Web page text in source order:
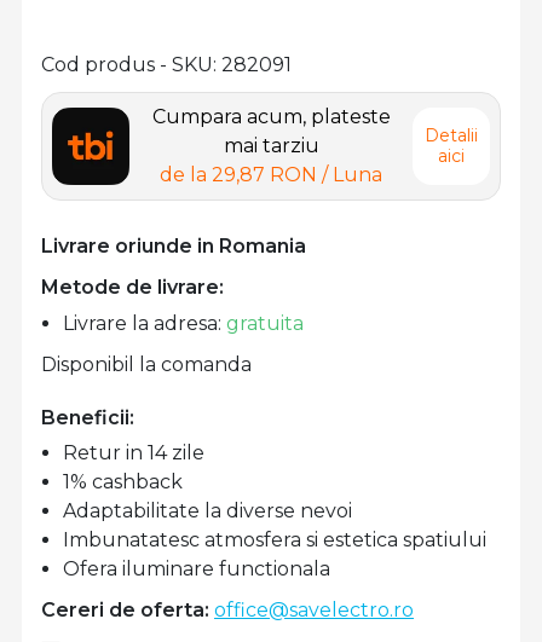
Cumpara acum, plateste
mai tarziu
de la 29,87 RON / Luna
Detalii
aici
Livrare oriunde in Romania
Cod produs - SKU 282091
Metode de livrare:
Livrare la adresa:gratuita
Disponibil la comanda
Beneficii:
Retur in 14 zile
1% cashback
Adaptabilitate la diverse nevoi
Imbunatatesc atmosfera si estetica spatiului
Ofera iluminare functionala
Cereri de oferta: office@savelectro.ro